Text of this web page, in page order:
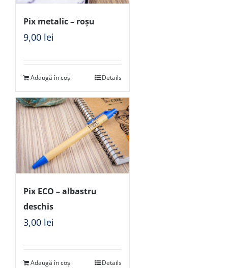
Pix metalic – roșu
9,00 lei
Adaugă în coș Details
Pix ECO – albastru
deschis
3,00 lei
Adaugă în coș Details